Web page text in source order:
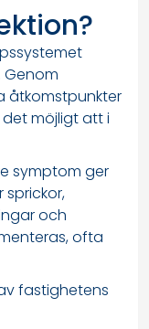
Genom
åtkomstpunkter
det möjligt att i
symptom ger
sprickor,
och
ofta
fastighetens